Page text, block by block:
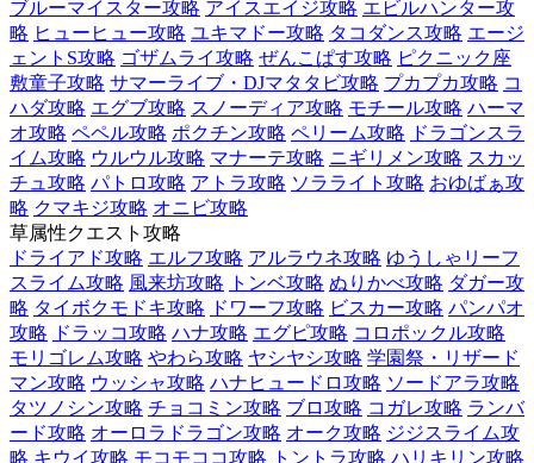
ブルーマイスター攻略 アイスエイジ攻略 エビルハンター攻
略 ヒューヒュー攻略 ユキマドー攻略 タコダンス攻略 エージ
ェントS攻略 ゴザムライ攻略 ぜんこぱす攻略 ピクニック座
敷童子攻略 サマーライブ・DJマタタビ攻略 プカプカ攻略 コ
ハダ攻略 エグブ攻略 スノーディア攻略 モチール攻略 ハーマ
オ攻略 ペペル攻略 ポクチン攻略 ペリーム攻略 ドラゴンスラ
イム攻略 ウルウル攻略 マナーテ攻略 ニギリメン攻略 スカッ
チュ攻略 パトロ攻略 アトラ攻略 ソラライト攻略 おゆばぁ攻
略 クマキジ攻略 オニビ攻略
草属性クエスト攻略
ドライアド攻略 エルフ攻略 アルラウネ攻略 ゆうしゃリーフ
スライム攻略 風来坊攻略 トンベ攻略 ぬりかべ攻略 ダガー攻
略 タイボクモドキ攻略 ドワーフ攻略 ビスカー攻略 パンパオ
攻略 ドラッコ攻略 ハナ攻略 エグピ攻略 コロポックル攻略
モリゴレム攻略 やわら攻略 ヤシヤシ攻略 学園祭・リザード
マン攻略 ウッシャ攻略 ハナヒュードロ攻略 ソードアラ攻略
タツノシン攻略 チョコミン攻略 ブロ攻略 コガレ攻略 ランバ
ード攻略 オーロラドラゴン攻略 オーク攻略 ジジスライム攻
略 キウイ攻略 モコモココ攻略 トントラ攻略 ハリキリン攻略